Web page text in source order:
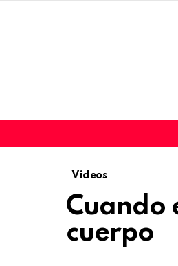
Videos
Cuando
cuerpo